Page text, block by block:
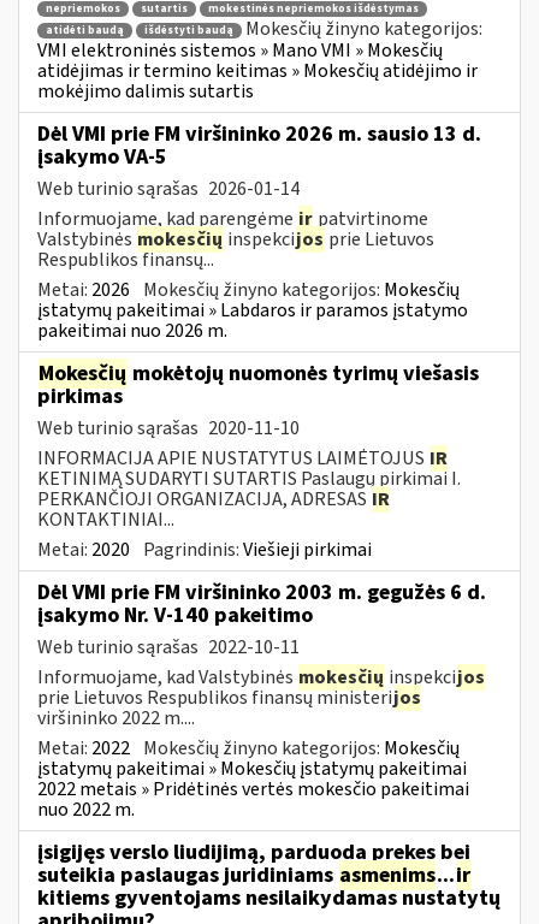
nepriemokos sutartis
mokestinės nepriemokos išdėstymas
atidėti baudą
išdėstyti baudą
Mokesčių žinyno kategorijos:
VMI elektroninės sistemos » Mano VMI » Mokesčių
atidėjimas ir termino keitimas » Mokesčių atidėjimo ir
mokėjimo dalimis sutartis
Dėl VMI prie FM viršininko 2026 m. sausio 13 d.
įsakymo VA-5
Web turinio sąrašas 2026-01-14
Informuojame, kad parengėme ir patvirtinome
Valstybinės mokesčių inspekcijos prie Lietuvos
Respublikos finansų...
Metai: 2026 Mokesčių žinyno kategorijos: Mokesčių
įstatymų pakeitimai » Labdaros ir paramos įstatymo
pakeitimai nuo 2026 m.
Mokesčių mokėtojų nuomonės tyrimų viešasis
pirkimas
Web turinio sąrašas 2020-11-10
INFORMACIJA APIE NUSTATYTUS LAIMĖTOJUS IR
KETINIMĄ SUDARYTI SUTARTIS Paslaugų pirkimai I.
PERKANČIOJI ORGANIZACIJA, ADRESAS IR
KONTAKTINIAI...
Metai: 2020 Pagrindinis:Viešieji pirkimai
Dėl VMI prie FM viršininko 2003 m. gegužės 6 d.
įsakymo Nr. V-140 pakeitimo
Web turinio sąrašas 2022-10-11
Informuojame, kad Valstybinės mokesčių inspekcijos
prie Lietuvos Respublikos finansų ministerijos
viršininko 2022 m....
Metai: 2022 Mokesčių žinyno kategorijos: Mokesčių
įstatymų pakeitimai » Mokesčių įstatymų pakeitimai
2022 metais » Pridėtinės vertės mokesčio pakeitimai
nuo 2022 m.
įsigijęs verslo liudijimą, parduoda prekes bei
suteikia paslaugas juridiniams asmenims...ir
kitiems gyventojams nesilaikydamas nustatytų